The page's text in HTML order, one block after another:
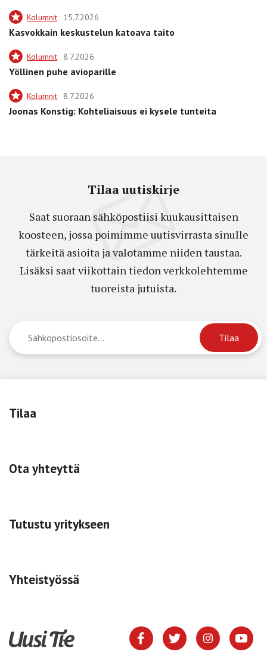
Kolumnit 15.7.2026
Kasvokkain keskustelun katoava taito
Kolumnit 8.7.2026
Yöllinen puhe avioparille
Kolumnit 8.7.2026
Joonas Konstig: Kohteliaisuus ei kysele tunteita
Tilaa uutiskirje
Saat suoraan sähköpostiisi kuukausittaisen
koosteen, jossa poimimme uutisvirrasta sinulle
tärkeitä asioita ja valotamme niiden taustaa.
Lisäksi saat viikottain tiedon verkkolehtemme
tuoreista jutuista.
Tilaa
Ota yhteyttä
Tutustu yritykseen
Yhteistyössä